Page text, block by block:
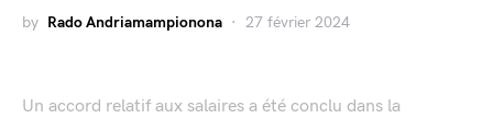
by Rado Andriamampionona 27 février 2024
Un accord relatif aux salaires a été conclu dans la